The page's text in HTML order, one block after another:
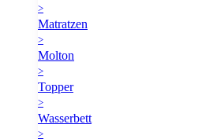
>
Matratzen
>
Molton
>
Topper
>
Wasserbett
>